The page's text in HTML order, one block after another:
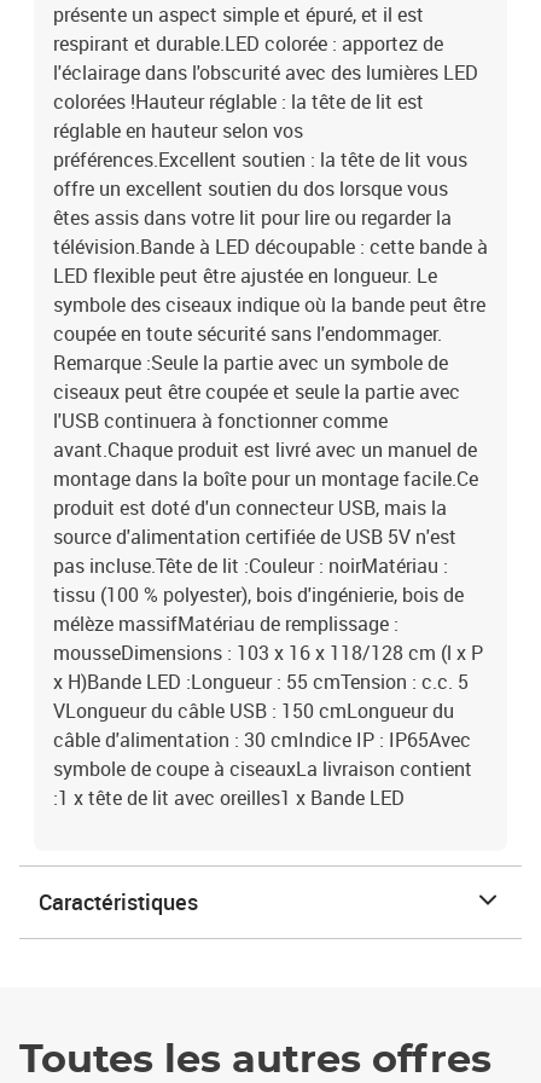
présente un aspect simple et épuré, et il est
respirant et durable.LED colorée : apportez de
l'éclairage dans l'obscurité avec des lumières LED
colorées !Hauteur réglable : la tête de lit est
réglable en hauteur selon vos
préférences.Excellent soutien : la tête de lit vous
offre un excellent soutien du dos lorsque vous
êtes assis dans votre lit pour lire ou regarder la
télévision.Bande à LED découpable : cette bande à
LED flexible peut être ajustée en longueur. Le
symbole des ciseaux indique où la bande peut être
coupée en toute sécurité sans l'endommager.
Remarque :Seule la partie avec un symbole de
ciseaux peut être coupée et seule la partie avec
l'USB continuera à fonctionner comme
avant.Chaque produit est livré avec un manuel de
montage dans la boîte pour un montage facile.Ce
produit est doté d'un connecteur USB, mais la
source d'alimentation certifiée de USB 5V n'est
pas incluse.Tête de lit :Couleur : noirMatériau :
tissu (100 % polyester), bois d'ingénierie, bois de
mélèze massifMatériau de remplissage :
mousseDimensions : 103 x 16 x 118/128 cm (l x P
x H)Bande LED :Longueur : 55 cmTension : c.c. 5
VLongueur du câble USB : 150 cmLongueur du
câble d'alimentation : 30 cmIndice IP : IP65Avec
symbole de coupe à ciseauxLa livraison contient
:1 x tête de lit avec oreilles1 x Bande LED
Caractéristiques
Toutes les autres offres